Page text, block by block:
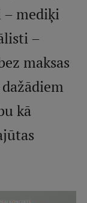
– mediķi
–
maksas
kā